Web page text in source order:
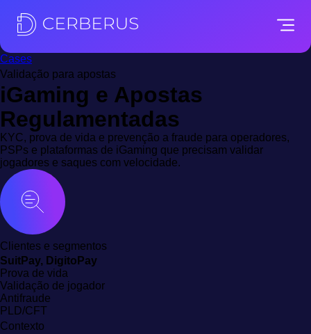
Cases
Validação para apostas
iGaming e Apostas
Regulamentadas
KYC, prova de vida e prevenção a fraude para operadores,
PSPs e plataformas de iGaming que precisam validar
jogadores e saques com velocidade.
Clientes e segmentos
SuitPay, DigitoPay
Prova de vida
Validação de jogador
Antifraude
PLD/CFT
Contexto